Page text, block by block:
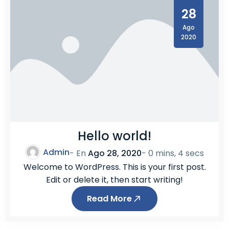
″
28
Ago
2020
Hello world!
Admin- EnAgo 28, 2020- 0 mins, 4 secs
Welcome to WordPress. This is your first post.
Edit or delete it, then start writing!
Read More